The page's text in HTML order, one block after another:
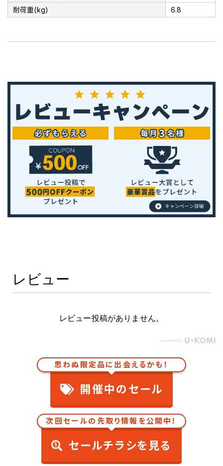
耐荷重(kg)
6.8
レビュー
レビュー投稿がありません。
思わぬ限定品に出会えるかも！
開催中のセール
次回セールの先取り情報を公開中！
セールチラシを見る